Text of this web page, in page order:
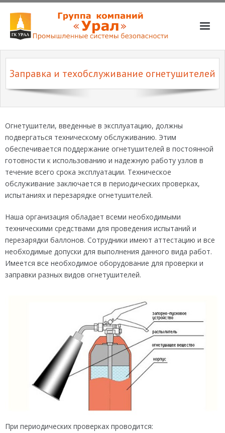
О компании
Услуги
Вакансии
📞📧
Заправка и техобслуживание огнетушителей
Огнетушители, введенные в эксплуатацию, должны
подвергаться техническому обслуживанию. Этим
обеспечивается поддержание огнетушителей в постоянной
готовности к использованию и надежную работу узлов в
течение всего срока эксплуатации. Техническое
обслуживание заключается в периодических проверках,
испытаниях и перезарядке огнетушителей.
Наша организация обладает всеми необходимыми
техническими средствами для проведения испытаний и
перезарядки баллонов. Сотрудники имеют аттестацию и все
необходимые допуски для выполнения данного вида работ.
Имеется все необходимое оборудование для проверки и
заправки разных видов огнетушителей.
При периодических проверках проводится: